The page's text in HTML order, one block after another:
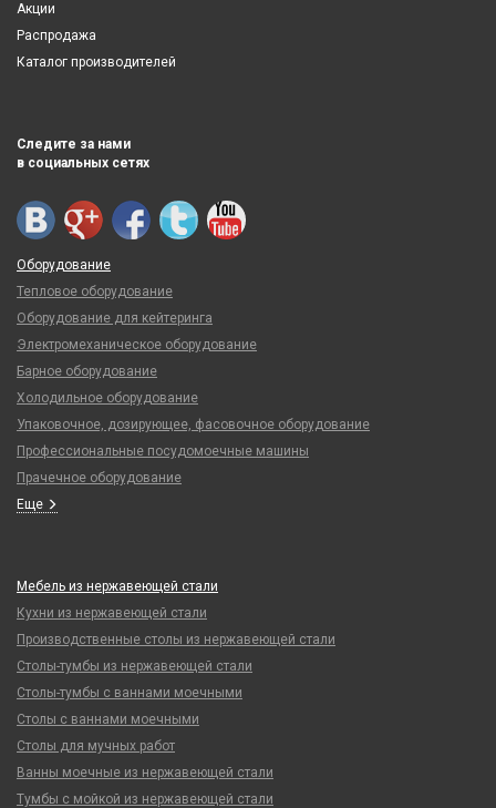
Акции
Распродажа
Каталог производителей
Следите за нами
в социальных сетях
Оборудование
Тепловое оборудование
Оборудование для кейтеринга
Электромеханическое оборудование
Барное оборудование
Холодильное оборудование
Упаковочное, дозирующее, фасовочное оборудование
Профессиональные посудомоечные машины
Прачечное оборудование
Еще
Мебель из нержавеющей стали
Кухни из нержавеющей стали
Производственные столы из нержавеющей стали
Столы-тумбы из нержавеющей стали
Столы-тумбы с ваннами моечными
Столы с ваннами моечными
Столы для мучных работ
Ванны моечные из нержавеющей стали
Тумбы с мойкой из нержавеющей стали